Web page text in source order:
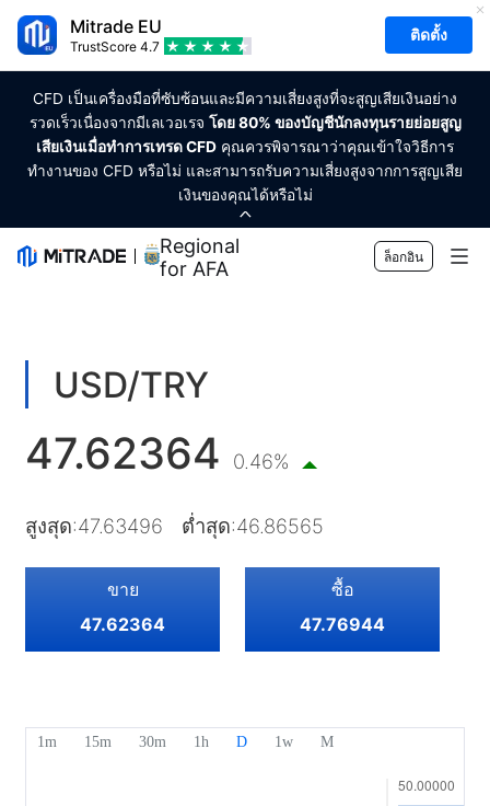
Mitrade EU
TrustScore 4.7
ติดตั้ง
CFD เป็นเครื่องมือที่ซับซ้อนและมีความเสี่ยงสูงที่จะสูญเสียเงินอย่าง
รวดเร็วเนื่องจากมีเลเวอเรจ โดย 80% ของบัญชีนักลงทุนรายย่อยสูญ
เสียเงินเมื่อทำการเทรด CFD คุณควรพิจารณาว่าคุณเข้าใจวิธีการ
ทำงานของ CFD หรือไม่ และสามารถรับความเสี่ยงสูงจากการสูญเสีย
เงินของคุณได้หรือไม่
Regional Sponsor
for AFA
ล็อกอิน
สินค้าโภคภัณฑ์
สกุลเงินคริปโต
ดัชนี
การเทรด
แพลตฟอร์มของเรา
การจัดการความเสี่ยง
เครื่องมือทางการตลาด
ปฏิทินทางเศรษฐกิจ
การศึกษา
รางวัลของเรา
โอกาสในอาชีพ
ศูนย์ช่วยเหลือ
Français
USD/TRY
47.62364 0.46%
สูงสุด:47.63496 ต่ำสุด:46.86565
ขาย
47.62364
ซื้อ
47.76944